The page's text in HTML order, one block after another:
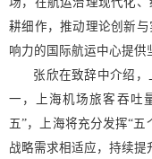
耕细作，推动理论创新
响力的国际航运中心提供
张欣在致辞中介绍
一，上海机场旅客吞吐
五”，上海将充分发挥“
战略需求相适应，持续提